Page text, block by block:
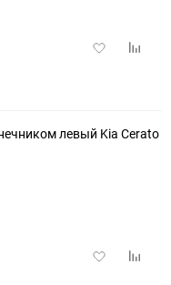
Добавить
левый Kia Cerato
Добавить